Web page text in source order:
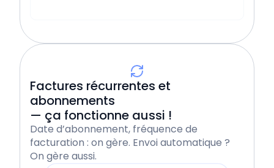
Factures récurrentes et
abonnements
— ça fonctionne aussi !
Date d’abonnement, fréquence de
facturation : on gère. Envoi automatique ?
On gère aussi.